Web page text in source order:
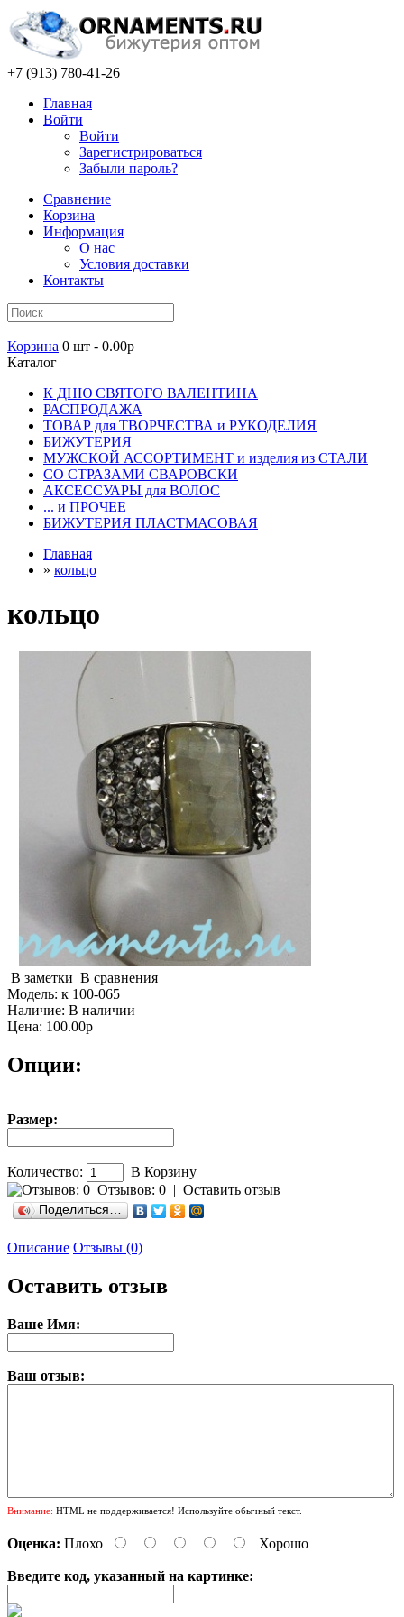
+7 (913) 780-41-26
Главная
Войти
Войти
Зарегистрироваться
Забыли пароль?
Сравнение
Корзина
Информация
О нас
Условия доставки
Контакты
Корзина 0 шт - 0.00р
Каталог
К ДНЮ СВЯТОГО ВАЛЕНТИНА
РАСПРОДАЖА
ТОВАР для ТВОРЧЕСТВА и РУКОДЕЛИЯ
БИЖУТЕРИЯ
МУЖСКОЙ АССОРТИМЕНТ и изделия из СТАЛИ
СО СТРАЗАМИ СВАРОВСКИ
АКСЕССУАРЫ для ВОЛОС
... и ПРОЧЕЕ
БИЖУТЕРИЯ ПЛАСТМАСОВАЯ
Главная
» кольцо
кольцо
В заметки В сравнения
Модель: к 100-065
Наличие: В наличии
Цена: 100.00р
Опции:
Размер:
Количество:
В Корзину
Отзывов: 0 | Оставить отзыв
Поделиться…
Описание Отзывы (0)
Оставить отзыв
Ваше Имя:
Ваш отзыв:
Внимание: HTML не поддерживается! Используйте обычный текст.
Оценка: Плохо Хорошо
Введите код, указанный на картинке: